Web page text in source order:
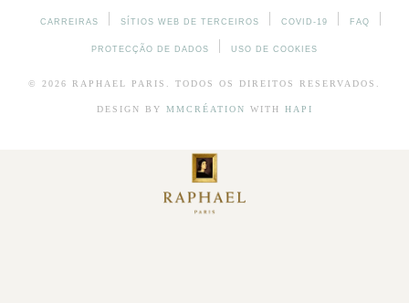
CARREIRAS SÍTIOS WEB DE TERCEIROS COVID-19 FAQ
PROTECÇÃO DE DADOS USO DE COOKIES
© 2026 RAPHAEL PARIS. TODOS OS DIREITOS RESERVADOS.
DESIGN BY MMCRÉATION WITH HAPI